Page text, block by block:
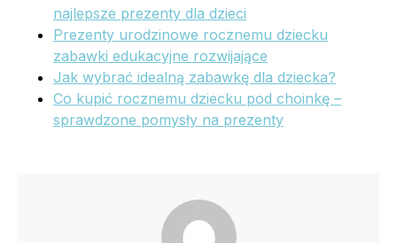
najlepsze prezenty dla dzieci
Prezenty urodzinowe rocznemu dziecku
zabawki edukacyjne rozwijające
Jak wybrać idealną zabawkę dla dziecka?
Co kupić rocznemu dziecku pod choinkę –
sprawdzone pomysły na prezenty